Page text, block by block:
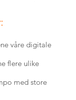
våre digitale
flere ulike
med store